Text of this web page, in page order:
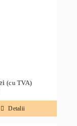
(cu TVA)
Detalii